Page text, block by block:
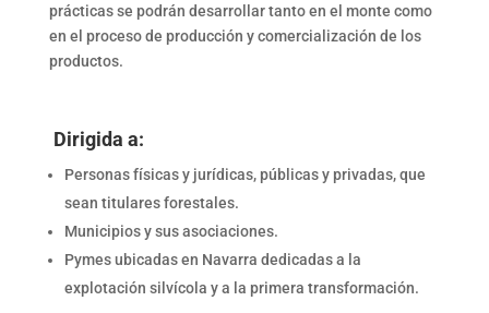
prácticas se podrán desarrollar tanto en el monte como
en el proceso de producción y comercialización de los
productos.
Dirigida a:
Personas físicas y jurídicas, públicas y privadas, que
sean titulares forestales.
Municipios y sus asociaciones.
Pymes ubicadas en Navarra dedicadas a la
explotación silvícola y a la primera transformación.